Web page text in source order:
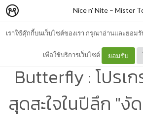
เราใช้คุ๊กกี้บนเว็บไซต์ของเรา กรุณาอ่านและยอมรั
เพื่อใช้บริการเว็บไซต์ ยอมรับ
Nice n' Nite– Mister
#แปลเพลง
Butterfly : โปรเ
สุดสะใจในปีลึก "